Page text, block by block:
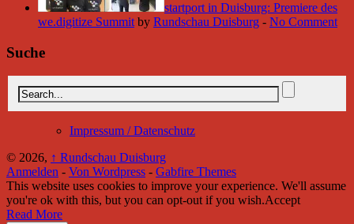
startport in Duisburg: Premiere des
we.digitize Summit by Rundschau Duisburg - No Comment
Suche
Impressum / Datenschutz
© 2026, ↑ Rundschau Duisburg
Anmelden - Von Wordpress - Gabfire Themes
This website uses cookies to improve your experience. We'll assume
you're ok with this, but you can opt-out if you wish.Accept
Read More